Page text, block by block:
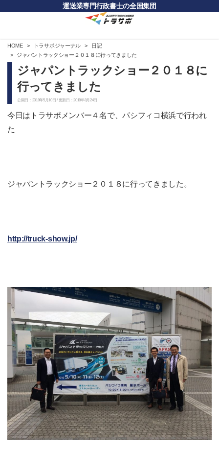
運送業専門行政書士の全国集団
HOME トラサポジャーナル
日記
ジャパントラックショー２０１８に行ってきました
ジャパントラックショー２０１８に
行ってきました
公開日：2018年5月10日 / 更新日：2018年8月24日
今日はトラサポメンバー４名で、パシフィコ横浜で行われ
た
ジャパントラックショー２０１８に行ってきました。
http://truck-show.jp/